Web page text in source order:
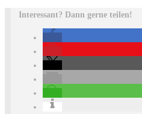
Interessant? Dann gerne teilen!